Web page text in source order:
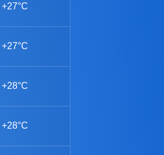
+27°C
+27°C
+28°C
+28°C